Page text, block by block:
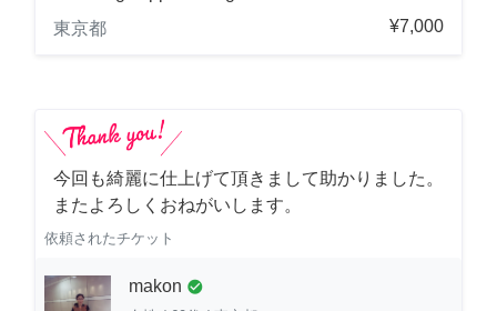
東京都
¥7,000
今回も綺麗に仕上げて頂きまして助かりました。
またよろしくおねがいします。
依頼されたチケット
makon check_circle